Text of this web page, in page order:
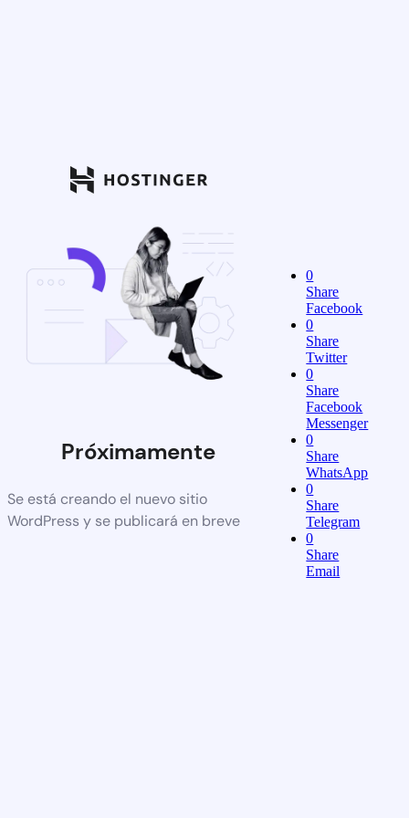
Próximamente
Se está creando el nuevo sitio
WordPress y se publicará en breve
0
Share
Facebook
0
Share
Twitter
0
Share
Facebook
Messenger
0
Share
WhatsApp
0
Share
Telegram
0
Share
Email